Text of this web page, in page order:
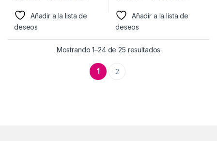
Añadir a la lista de
deseos
Añadir a la lista de
deseos
Mostrando 1–24 de 25 resultados
1 2